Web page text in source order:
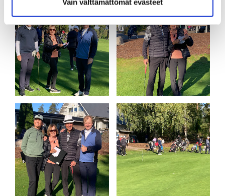
Vain välttämättömät evästeet